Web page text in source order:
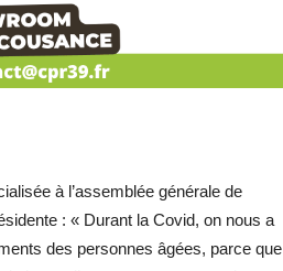
à l’assemblée générale de
: « Durant la Covid, on nous a
des personnes âgées, parce que